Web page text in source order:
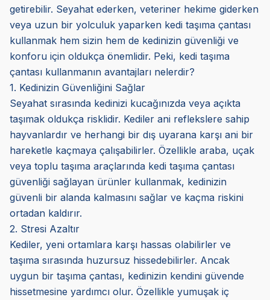
getirebilir. Seyahat ederken, veteriner hekime giderken
veya uzun bir yolculuk yaparken kedi taşıma çantası
kullanmak hem sizin hem de kedinizin güvenliği ve
konforu için oldukça önemlidir. Peki, kedi taşıma
çantası kullanmanın avantajları nelerdir?
1. Kedinizin Güvenliğini Sağlar
Seyahat sırasında kedinizi kucağınızda veya açıkta
taşımak oldukça risklidir. Kediler ani reflekslere sahip
hayvanlardır ve herhangi bir dış uyarana karşı ani bir
hareketle kaçmaya çalışabilirler. Özellikle araba, uçak
veya toplu taşıma araçlarında kedi taşıma çantası
güvenliği sağlayan ürünler kullanmak, kedinizin
güvenli bir alanda kalmasını sağlar ve kaçma riskini
ortadan kaldırır.
2. Stresi Azaltır
Kediler, yeni ortamlara karşı hassas olabilirler ve
taşıma sırasında huzursuz hissedebilirler. Ancak
uygun bir taşıma çantası, kedinizin kendini güvende
hissetmesine yardımcı olur. Özellikle yumuşak iç